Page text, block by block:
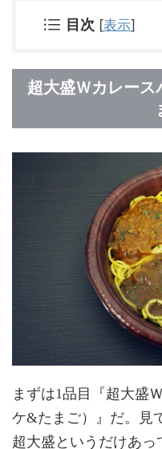
目次 [表示]
超大盛Ｗカレース
まずは1品目『超大盛
ケ&たまご）』だ。見
超大盛というだけあっ